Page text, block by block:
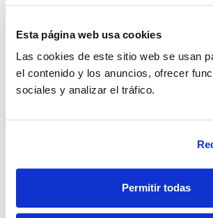
Esta página web usa cookies
Las cookies de este sitio web se usan
el contenido y los anuncios, ofrecer
sociales y analizar el tráfico.
Permitir todas
Ortodoncia
dientes y mandíbula
una increíble sonrisa.
Ortodoncia infantil